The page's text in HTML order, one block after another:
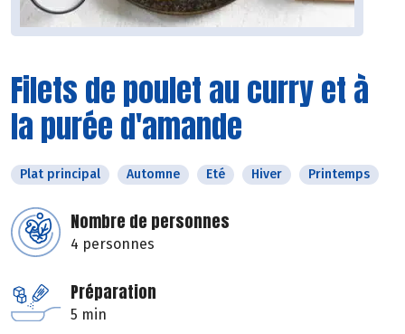
Filets de poulet au curry et à
la purée d'amande
Plat principal Automne Eté Hiver Printemps
Nombre de personnes
4 personnes
Préparation
5 min